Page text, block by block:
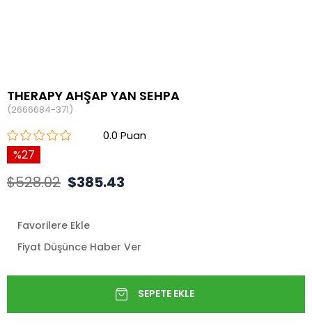
THERAPY AHŞAP YAN SEHPA
(2666684-371)
0.0
27
$528.02 $385.43
Favorilere Ekle
Fiyat Düşünce Haber Ver